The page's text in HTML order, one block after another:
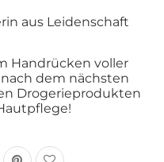
aus Leidenschaft
Handrücken voller
dem nächsten
Drogerieprodukten